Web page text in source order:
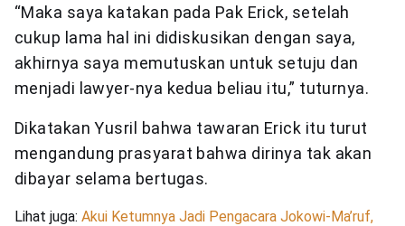
“Maka saya katakan pada Pak Erick, setelah
cukup lama hal ini didiskusikan dengan saya,
akhirnya saya memutuskan untuk setuju dan
menjadi lawyer-nya kedua beliau itu,” tuturnya.
Dikatakan Yusril bahwa tawaran Erick itu turut
mengandung prasyarat bahwa dirinya tak akan
dibayar selama bertugas.
Lihat juga: Akui Ketumnya Jadi Pengacara Jokowi-Ma’ruf,